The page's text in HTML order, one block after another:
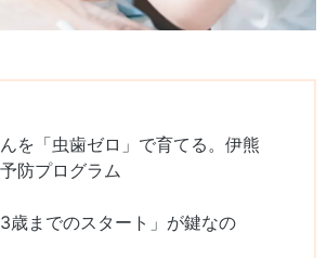
を「虫歯ゼロ」で育てる。伊熊
防プログラム
歳までのスタート」が鍵なの